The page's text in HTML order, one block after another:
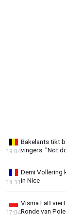
Bakelants tikt
vingers: "Not
19:04
Demi Vollering
in Nice
18:11
Visma LaB
Ronde van
17:04